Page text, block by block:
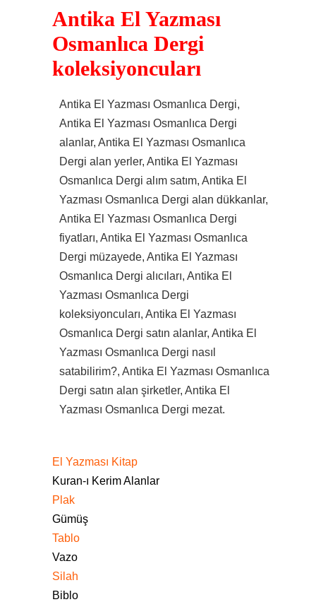
Antika El Yazması
Osmanlıca Dergi
koleksiyoncuları
Antika El Yazması Osmanlıca Dergi,
Antika El Yazması Osmanlıca Dergi
alanlar, Antika El Yazması Osmanlıca
Dergi alan yerler, Antika El Yazması
Osmanlıca Dergi alım satım, Antika El
Yazması Osmanlıca Dergi alan dükkanlar,
Antika El Yazması Osmanlıca Dergi
fiyatları, Antika El Yazması Osmanlıca
Dergi müzayede, Antika El Yazması
Osmanlıca Dergi alıcıları, Antika El
Yazması Osmanlıca Dergi
koleksiyoncuları, Antika El Yazması
Osmanlıca Dergi satın alanlar, Antika El
Yazması Osmanlıca Dergi nasıl
satabilirim?, Antika El Yazması Osmanlıca
Dergi satın alan şirketler, Antika El
Yazması Osmanlıca Dergi mezat.
El Yazması Kitap
Kuran-ı Kerim Alanlar
Plak
Gümüş
Tablo
Vazo
Silah
Biblo